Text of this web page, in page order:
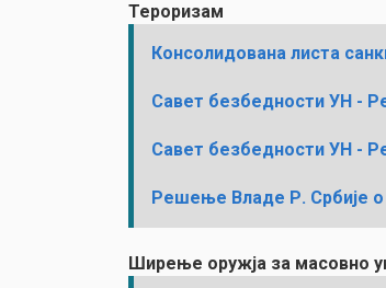
Тероризам
Консолидована листа
Савет безбедности УН -
Савет безбедности УН -
Решење Владе Р. Србије о
Ширење оружја за масовно